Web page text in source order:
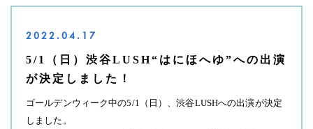
2022.04.17
5/1（日）渋谷LUSH“はにほへゆ”への出演
が決定しました！
ゴールデンウィーク中の5/1（日）、渋谷LUSHへの出演が決定
しました。